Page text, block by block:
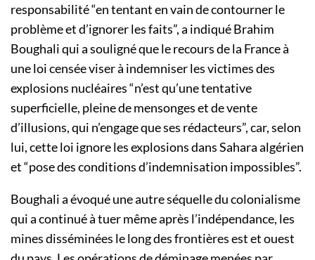
responsabilité “en tentant en vain de contourner le
problème et d’ignorer les faits”, a indiqué Brahim
Boughali qui a souligné que le recours de la France à
une loi censée viser à indemniser les victimes des
explosions nucléaires “n’est qu’une tentative
superficielle, pleine de mensonges et de vente
d’illusions, qui n’engage que ses rédacteurs”, car, selon
lui, cette loi ignore les explosions dans Sahara algérien
et “pose des conditions d’indemnisation impossibles”.
Boughali a évoqué une autre séquelle du colonialisme
qui a continué à tuer même après l’indépendance, les
mines disséminées le long des frontières est et ouest